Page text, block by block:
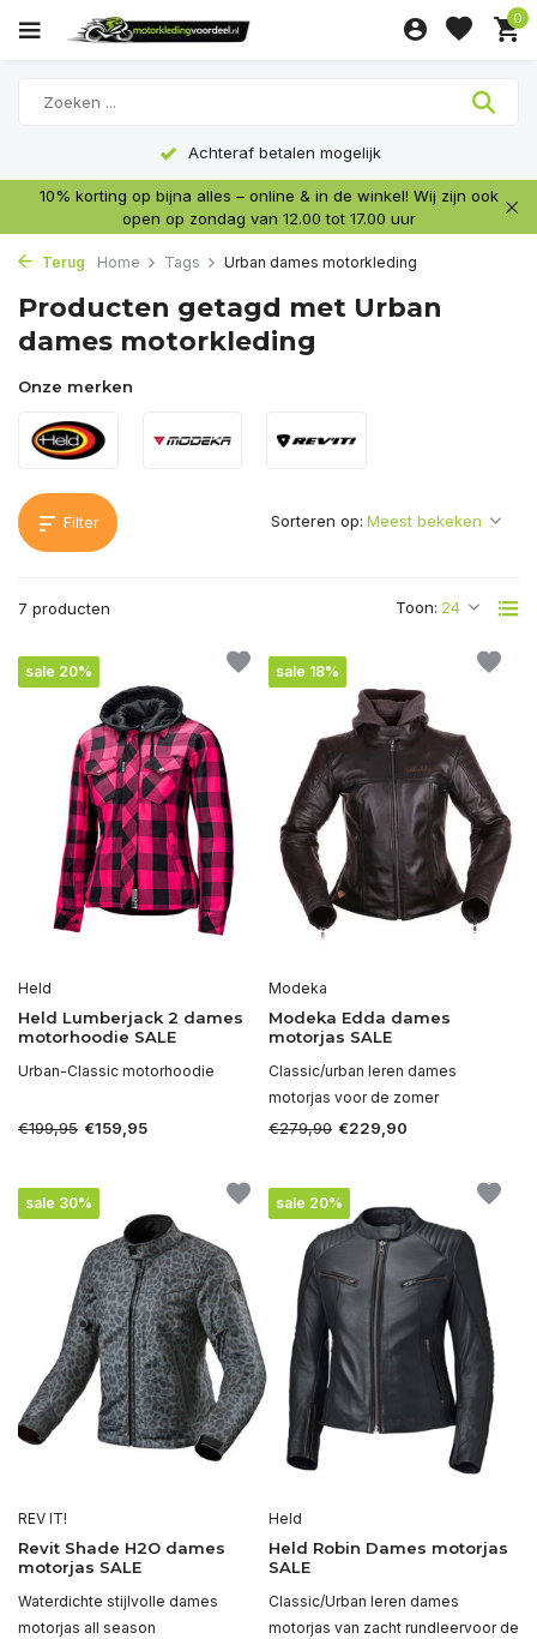
0
Achteraf betalen mogelijk
10% korting op bijna alles – online & in de winkel! Wij zijn ook
open op zondag van 12.00 tot 17.00 uur
Terug Home Tags Urban dames motorkleding
Producten getagd met Urban
dames motorkleding
Onze merken
Filter
7 producten Toon:
Sorteren op:
sale 20%
Held
Held Lumberjack 2 dames
motorhoodie SALE
Urban-Classic motorhoodie
€199,95 €159,95
sale 18%
Modeka
Modeka Edda dames
motorjas SALE
Classic/urban leren dames
motorjas voor de zomer
€279,90 €229,90
sale 30%
REV IT!
Revit Shade H2O dames
motorjas SALE
Waterdichte stijlvolle dames
motorjas all season
sale 20%
Held
Held Robin Dames motorjas
SALE
Classic/Urban leren dames
motorjas van zacht rundleervoor de